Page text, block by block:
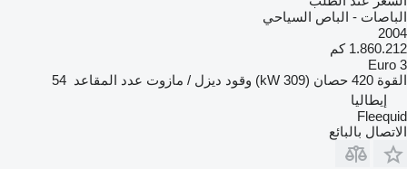
الباصات - الباص السياحي
2004
1.860.212 كم
Euro 3
القوة 420 حصان (309 kW) وقود ديزل / مازوت عدد المقاعد 54
إيطاليا
Fleequid
الاتصال بالبائع